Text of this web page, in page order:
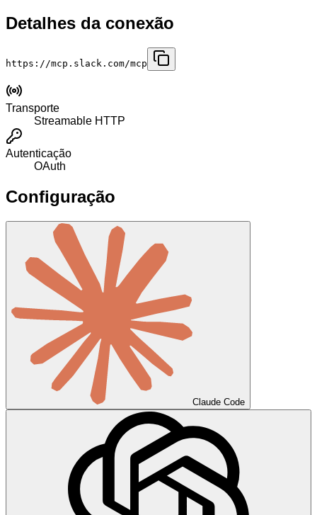
Detalhes da conexão
https://mcp.slack.com/mcp
Transporte
Streamable HTTP
Autenticação
OAuth
Configuração
Claude Code